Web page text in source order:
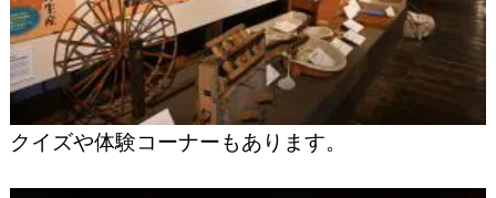
クイズや体験コーナーもあります。